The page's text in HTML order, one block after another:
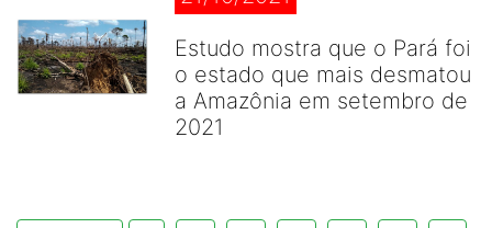
Estudo mostra que o Pará foi
o estado que mais desmatou
a Amazônia em setembro de
2021